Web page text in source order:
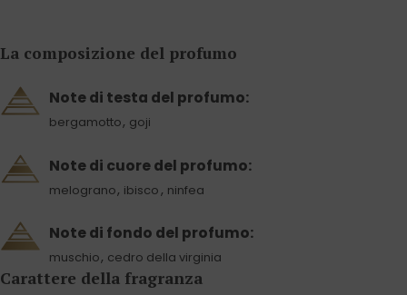
La composizione del profumo
Note di testa del profumo:
bergamotto, goji
Note di cuore del profumo:
melograno, ibisco , ninfea
Note di fondo del profumo:
muschio, cedro della virginia
Carattere della fragranza